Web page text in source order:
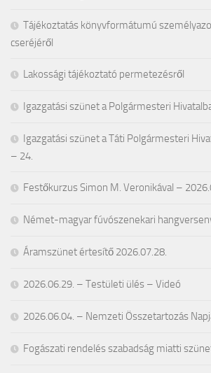
Tájékoztatás könyvformátumú
cseréjéről
Lakossági tájékoztató permetezésről
Igazgatási szünet a Polgármesteri
Igazgatási szünet a Táti Polgármesteri
– 24.
Festőkurzus Simon M. Veronikával –
Német-magyar fúvószenekari
Áramszünet értesítő 2026.07.28.
2026.06.29. – Testületi ülés – Videó
2026.06.04. – Nemzeti Összetartozás
Fogászati rendelés szabadság miatti